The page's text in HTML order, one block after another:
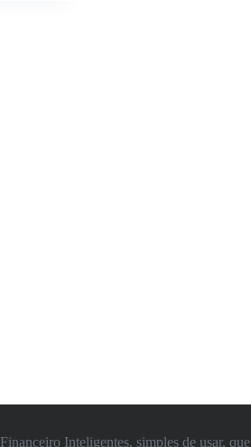
Inteligentes, simples de usar, que